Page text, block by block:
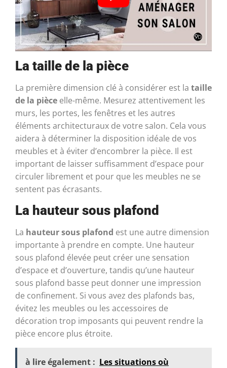
La taille de la pièce
La première dimension clé à considérer est la taille
de la pièce elle-même. Mesurez attentivement les
murs, les portes, les fenêtres et les autres
éléments architecturaux de votre salon. Cela vous
aidera à déterminer la disposition idéale de vos
meubles et à éviter d’encombrer la pièce. Il est
important de laisser suffisamment d’espace pour
circuler librement et pour que les meubles ne se
sentent pas écrasants.
La hauteur sous plafond
La hauteur sous plafond est une autre dimension
importante à prendre en compte. Une hauteur
sous plafond élevée peut créer une sensation
d’espace et d’ouverture, tandis qu’une hauteur
sous plafond basse peut donner une impression
de confinement. Si vous avez des plafonds bas,
évitez les meubles ou les accessoires de
décoration trop imposants qui peuvent rendre la
pièce encore plus étroite.
à lire également : Les situations où